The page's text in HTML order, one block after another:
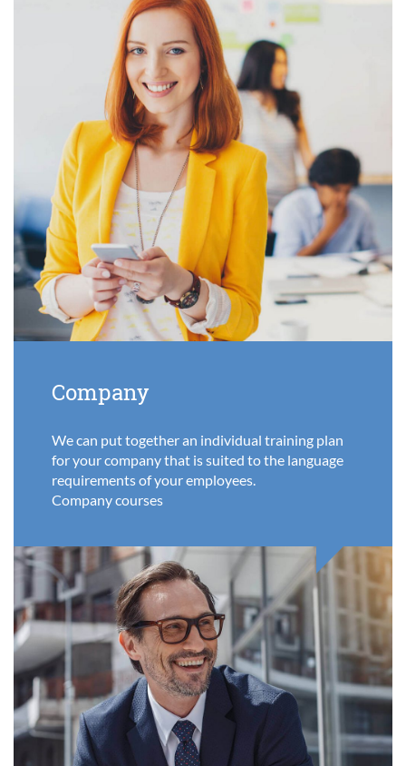
Company
We can put together an individual training plan
for your company that is suited to the language
requirements of your employees.
Company courses